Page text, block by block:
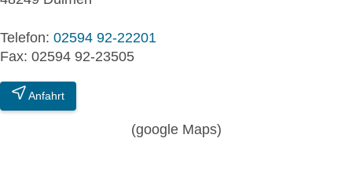
Telefon: 02594 92-22201
Fax: 02594 92-23505
Anfahrt
(google Maps)